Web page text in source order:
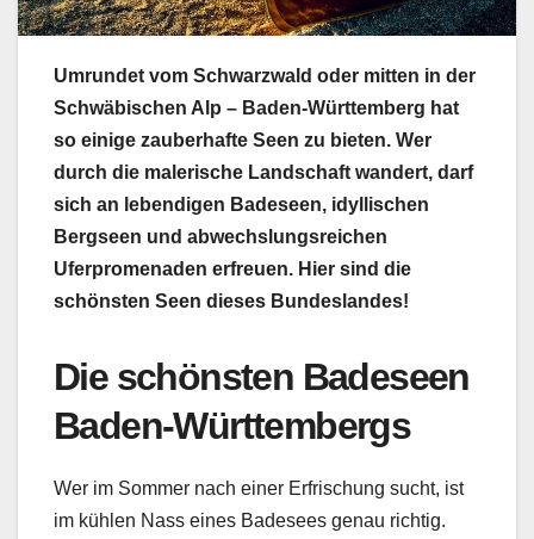
Umrundet vom Schwarzwald oder mitten in der
Schwäbischen Alp – Baden-Württemberg hat
so einige zauberhafte Seen zu bieten. Wer
durch die malerische Landschaft wandert, darf
sich an lebendigen Badeseen, idyllischen
Bergseen und abwechslungsreichen
Uferpromenaden erfreuen. Hier sind die
schönsten Seen dieses Bundeslandes!
Die schönsten Badeseen
Baden-Württembergs
Wer im Sommer nach einer Erfrischung sucht, ist
im kühlen Nass eines Badesees genau richtig.